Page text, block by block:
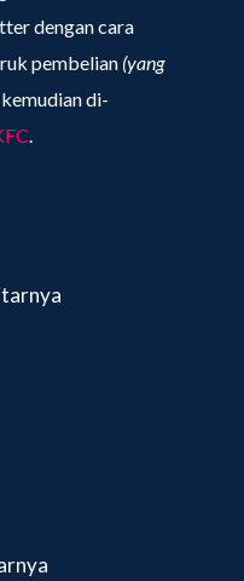
dengan cara
pembelian (yang
di-
.